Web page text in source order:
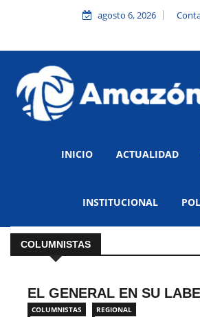
agosto 6, 2026
INICIO ACTUALIDAD
INSTITUCIONAL
COLUMNISTAS
COLUMNISTAS REGIONAL
EL GENERAL EN SU